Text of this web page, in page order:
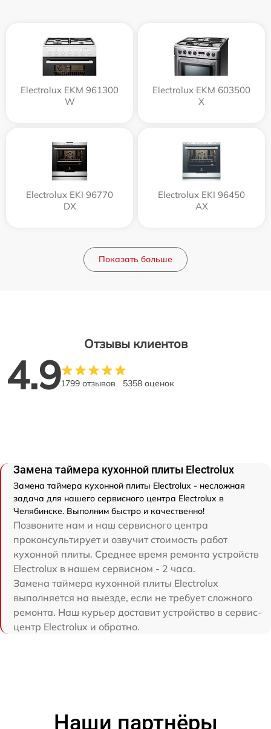
Electrolux EKM 961300
W
Electrolux EKM 603500
X
Electrolux EKI 96770
DX
Electrolux EKI 96450
AX
Показать больше
Отзывы клиентов
4.91799 отзывов 5358 оценок
Замена таймера кухонной плиты Electrolux
Замена таймера кухонной плиты Electrolux - несложная
задача для нашего сервисного центра Electrolux в
Челябинске. Выполним быстро и качественно!
Позвоните нам и наш сервисного центра
проконсультирует и озвучит стоимость работ
кухонной плиты. Среднее время ремонта устройств
Electrolux в нашем сервисном - 2 часа.
Замена таймера кухонной плиты Electrolux
выполняется на выезде, если не требует сложного
ремонта. Наш курьер доставит устройство в сервис-
центр Electrolux и обратно.
Наши партнёры